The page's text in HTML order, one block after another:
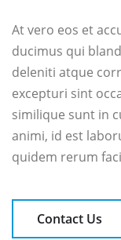
At vero eos et
ducimus qui
deleniti atque
excepturi sint
similique sunt in
animi, id est
quidem rerum
Contact Us